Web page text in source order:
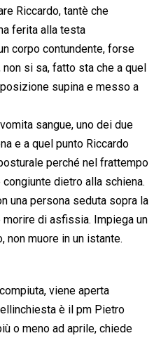
Riccardo, tantè che
ferita alla testa
corpo contundente, forse
si sa, fatto sta che a quel
supina e messo a
sangue, uno dei due
e a quel punto Riccardo
perché nel frattempo
dietro alla schiena.
una persona seduta sopra la
di asfissia. Impiega un
non muore in un istante.
viene aperta
è il pm Pietro
o meno ad aprile, chiede